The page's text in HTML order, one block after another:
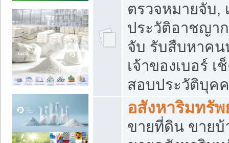
ตรวจหมายจับ,
ประวัติอาชญา
จับ รับสืบหาคน
เจ้าของเบอร์
สอบประวัติบุค
อสังหาริมทรัพ
ขายที่ดิน ขายบ้